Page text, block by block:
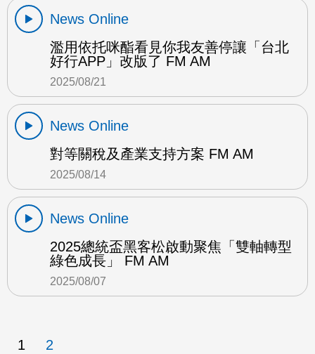
News Online
濫用依托咪酯看見你我友善停讓「台北
好行APP」改版了 FM AM
2025/08/21
News Online
對等關稅及產業支持方案 FM AM
2025/08/14
News Online
2025總統盃黑客松啟動聚焦「雙軸轉型
綠色成長」 FM AM
2025/08/07
1 2